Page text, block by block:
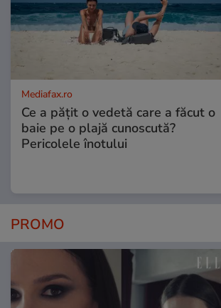
Mediafax.ro
Ce a pățit o vedetă care a făcut o
baie pe o plajă cunoscută?
Pericolele înotului
PROMO